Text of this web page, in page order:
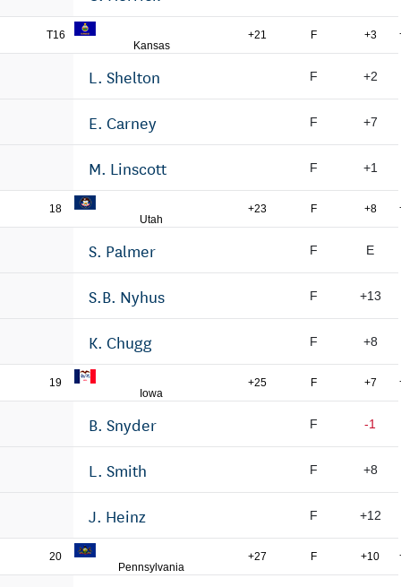
T16
Kansas
+21 F +3
L. Shelton F +2
E. Carney F +7
M. Linscott F +1
18
Utah
+23 F +8
S. Palmer F E
S.B. Nyhus F +13
K. Chugg F +8
19
Iowa
+25 F +7
B. Snyder F -1
L. Smith F +8
J. Heinz F +12
20
Pennsylvania
+27 F +10